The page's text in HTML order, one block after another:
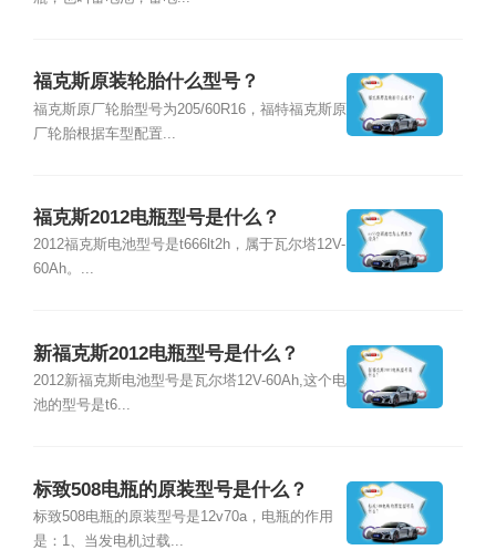
福克斯原装轮胎什么型号？
福克斯原厂轮胎型号为205/60R16，福特福克斯原
厂轮胎根据车型配置...
福克斯2012电瓶型号是什么？
2012福克斯电池型号是t666lt2h，属于瓦尔塔12V-
60Ah。...
新福克斯2012电瓶型号是什么？
2012新福克斯电池型号是瓦尔塔12V-60Ah,这个电
池的型号是t6...
标致508电瓶的原装型号是什么？
标致508电瓶的原装型号是12v70a，电瓶的作用
是：1、当发电机过载...